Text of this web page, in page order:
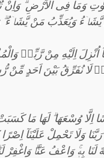
وَمَا فِى الْاَرْضِ ۗ وَاِنْ
يَّشَاۤءُ وَيُعَذِّبُ مَنْ يَّشَاۤءُ
اُنْزِلَ اِلَيْهِ مِنْ رَّبِّهٖ
نُفَرِّقُ بَيْنَ اَحَدٍ مِّنْ
اِلَّا وُسْعَهَا ۗ لَهَا مَا
وَلَا تَحْمِلْ عَلَيْنَآ
لَنَا بِهٖۚ وَاعْفُ عَنَّاۗ وَاغْفِرْ